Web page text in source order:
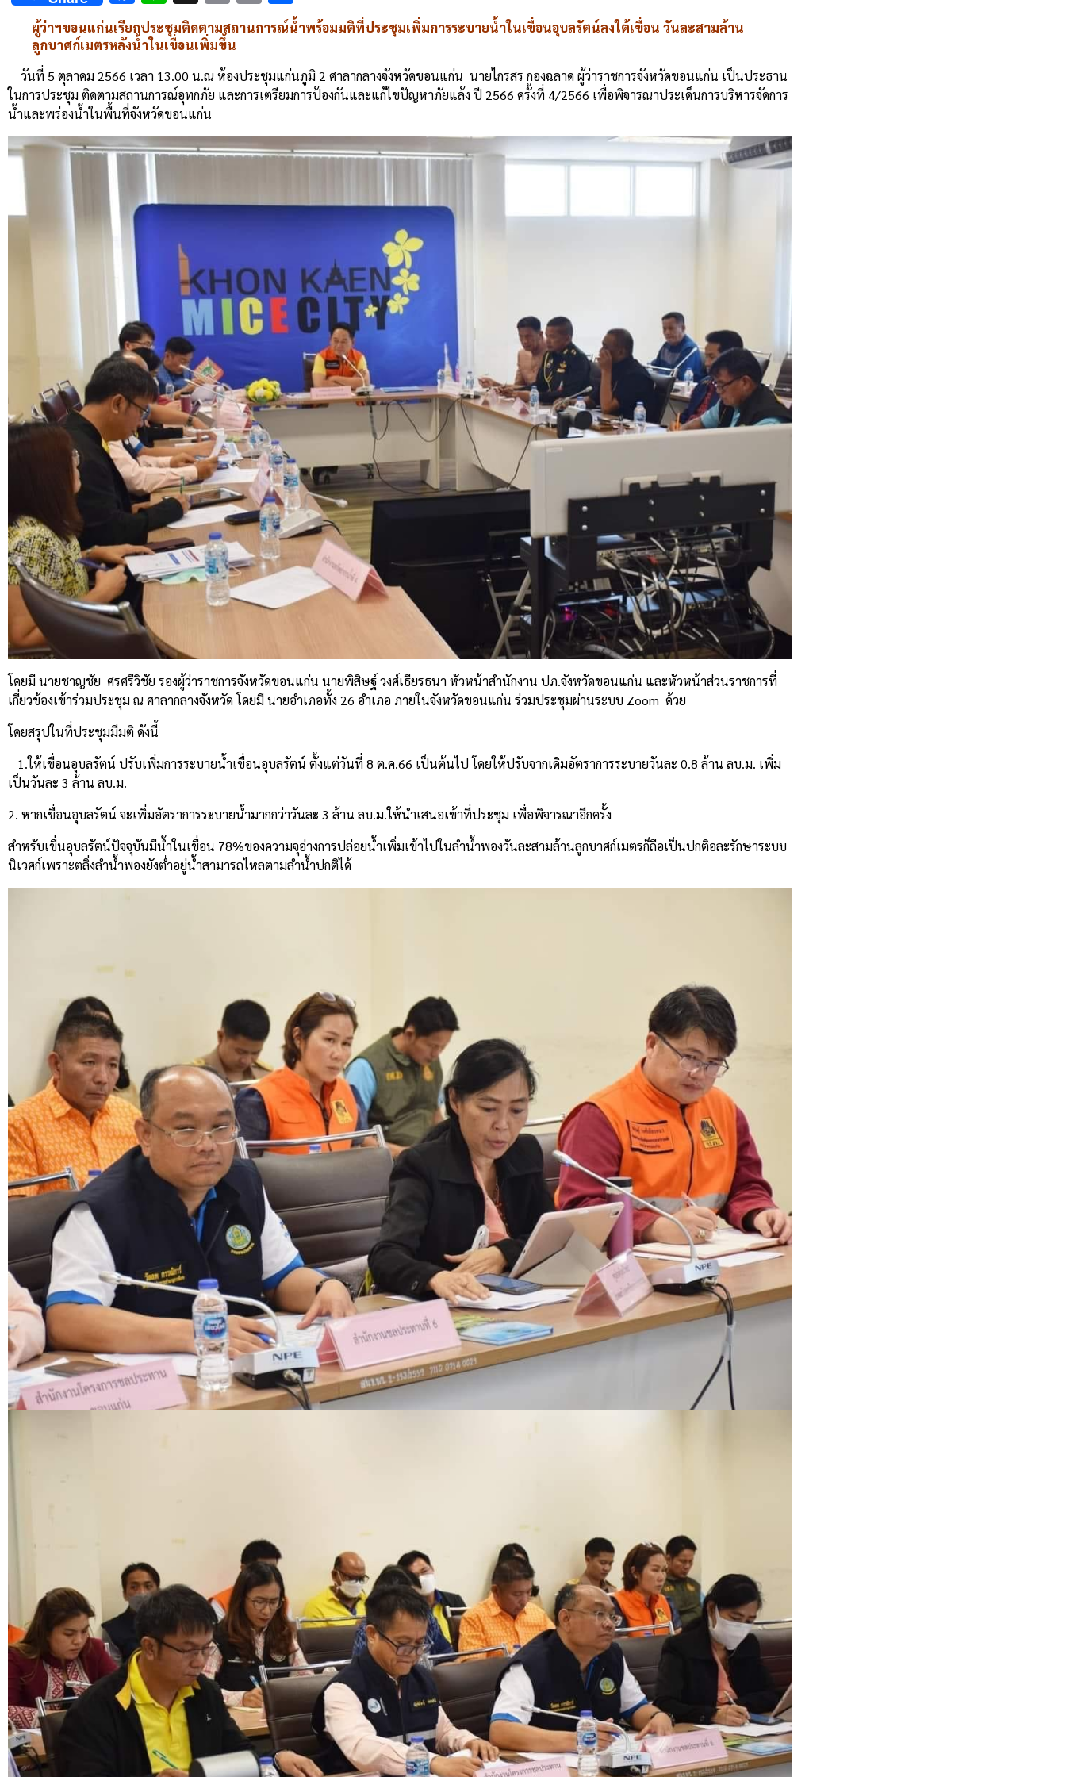
Link
ผู้ว่าฯขอนแก่นเรียกประชุมติดตามสถานการณ์น้ำพร้อมมติที่ประชุมเพิ่มการระบายน้ำในเขื่อนอุบลรัตน์ลงใต้เขื่อน วันละสามล้าน
ลูกบาศก์เมตรหลังน้ำในเขื่อนเพิ่มขึ้น
วันที่ 5 ตุลาคม 2566 เวลา 13.00 น.ณ ห้องประชุมแก่นภูมิ 2 ศาลากลางจังหวัดขอนแก่น นายไกรสร กองฉลาด ผู้ว่าราชการจังหวัดขอนแก่น เป็นประธาน
ในการประชุม ติดตามสถานการณ์อุทกภัย และการเตรียมการป้องกันและแก้ไขปัญหาภัยแล้ง ปี 2566 ครั้งที่ 4/2566 เพื่อพิจารณาประเด็นการบริหารจัดการ
น้ำและพร่องน้ำในพื้นที่จังหวัดขอนแก่น
โดยมี นายชาญชัย ศรศรีวิชัย รองผู้ว่าราชการจังหวัดขอนแก่น นายพิสิษฐ์ วงศ์เธียรธนา หัวหน้าสำนักงาน ปภ.จังหวัดขอนแก่น และหัวหน้าส่วนราชการที่
เกี่ยวข้องเข้าร่วมประชุม ณ ศาลากลางจังหวัด โดยมี นายอำเภอทั้ง 26 อำเภอ ภายในจังหวัดขอนแก่น ร่วมประชุมผ่านระบบ Zoom ด้วย
โดยสรุปในที่ประชุมมีมติ ดังนี้
1.ให้เขื่อนอุบลรัตน์ ปรับเพิ่มการระบายน้ำเขื่อนอุบลรัตน์ ตั้งแต่วันที่ 8 ต.ค.66 เป็นต้นไป โดยให้ปรับจากเดิมอัตราการระบายวันละ 0.8 ล้าน ลบ.ม. เพิ่ม
เป็นวันละ 3 ล้าน ลบ.ม.
2. หากเขื่อนอุบลรัตน์ จะเพิ่มอัตราการระบายน้ำมากกว่าวันละ 3 ล้าน ลบ.ม.ให้นำเสนอเข้าที่ประชุม เพื่อพิจารณาอีกครั้ง
สำหรับเขื่นอุบลรัตน์ปัจจุบันมีน้ำในเขื่อน 78%ของความจุอ่างการปล่อยน้ำเพิ่มเข้าไปในลำน้ำพองวันละสามล้านลูกบาศก์เมตรก็ถือเป็นปกติอละรักษาระบบ
นิเวศก์เพราะตลิ่งลำน้ำพองยังต่ำอยู่น้ำสามารถไหลตามลำน้ำปกติได้